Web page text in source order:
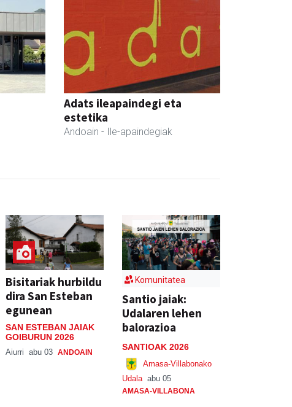
Adats ileapaindegi eta
estetika
Andoain - Ile-apaindegiak
Bisitariak hurbildu
dira San Esteban
egunean
SAN ESTEBAN JAIAK
GOIBURUN 2026
Aiurri abu 03 ANDOAIN
Komunitatea
Santio jaiak:
Udalaren lehen
balorazioa
SANTIOAK 2026
Amasa-Villabonako
Udala abu 05
AMASA-VILLABONA